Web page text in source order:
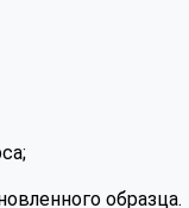
образца.